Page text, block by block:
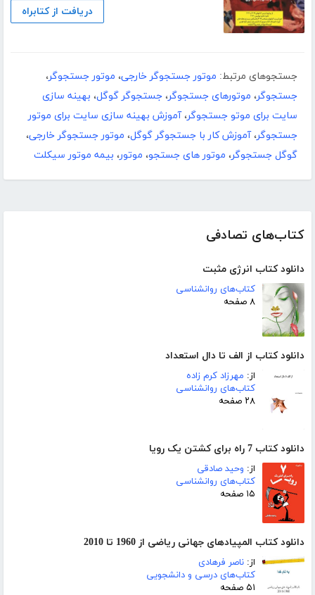
کتاب‌های تصادفی
دانلود کتاب انرژی مثبت
کتاب‌های روانشناسی
۸ صفحه
دانلود کتاب از الف تا دال استعداد
از: مهرزاد کرم زاده
کتاب‌های روانشناسی
۲۸ صفحه
دانلود کتاب 7 راه برای کشتن یک رویا
از: وحید صادقی
کتاب‌های روانشناسی
۱۵ صفحه
دانلود کتاب المپیادهای جهانی ریاضی از 1960 تا 2010
از: ناصر فرهادی
کتاب‌های درسی و دانشجویی
۵۱ صفحه
دریافت از کتابراه
جستجوهای مرتبط: موتور جستجوگر خارجی، موتور جستجوگر،
جستجوگر، موتورهای جستجوگر، جستجوگر گوگل، بهینه سازی
سایت برای موتو جستجوگر،آموزش بهینه سازی سایت برای موتور
جستجوگر،آموزش کار با جستجوگر گوگل، موتور جستجوگر خارجی،
گوگل جستجوگر، موتور های جستجو، موتور، بیمه موتور سیکلت